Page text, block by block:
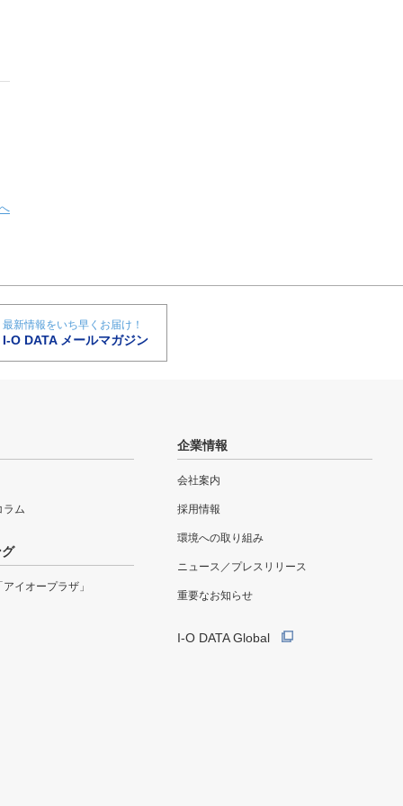
最新情報をいち早くお届け！
I-O DATA メールマガジン
ラム
イオープラザ」
企業情報
会社案内
採用情報
環境への取り組み
ニュース／プレスリリース
重要なお知らせ
I-O DATA Global